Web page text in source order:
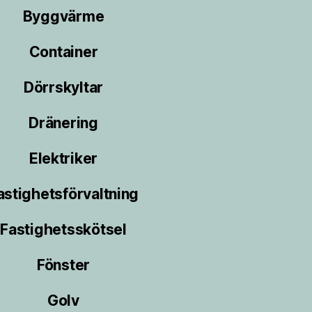
Byggvärme
Container
Dörrskyltar
Dränering
Elektriker
Fastighetsskötsel
Fönster
Golv